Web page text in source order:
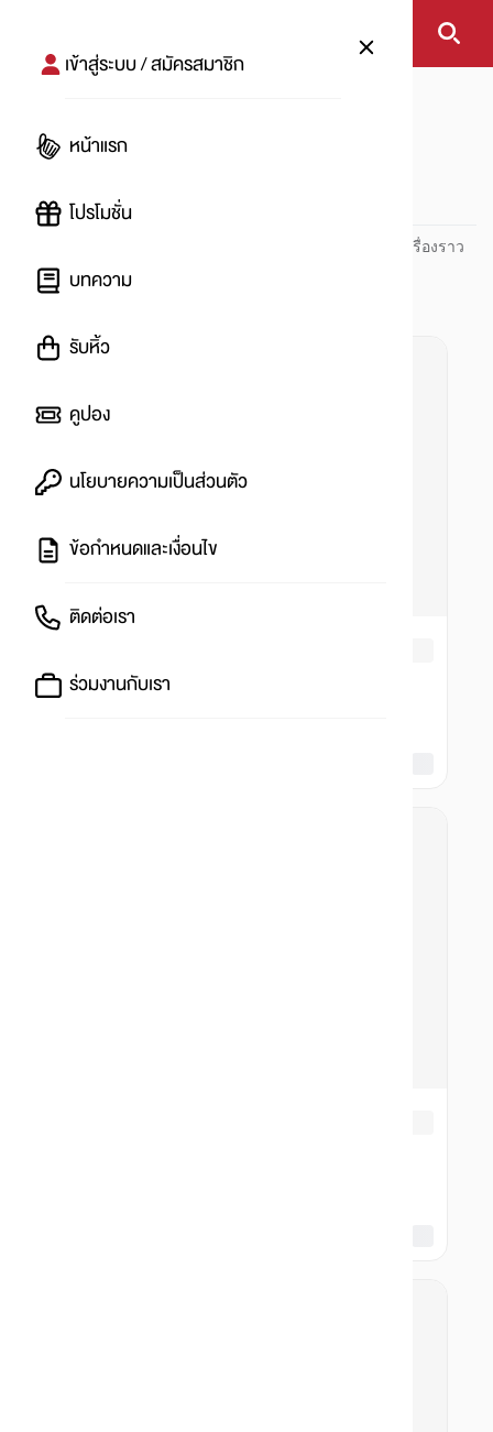
เข้าสู่ระบบ / สมัครสมาชิก
หน้าแรก
โปรโมชั่น
บทความ
รับหิ้ว
คูปอง
นโยบายความเป็นส่วนตัว
ข้อกำหนดและเงื่อนไข
ติดต่อเรา
ร่วมงานกับเรา
#
ปันโปร PUNPRO ที่ 1 ด้านโปรโมชัน อัปเดตและติดตามทุกเรื่องราว
โปรโมชัน